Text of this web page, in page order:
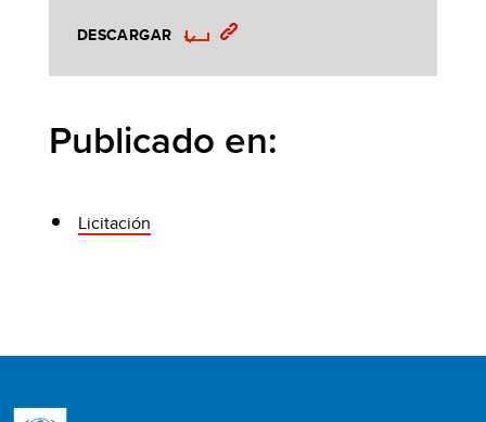
DESCARGAR
Publicado en:
Licitación